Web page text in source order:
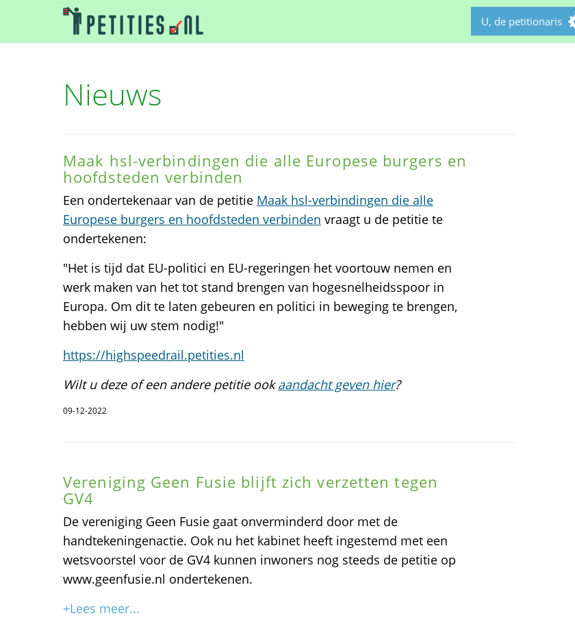
U, de petitionaris
Nieuws
Maak hsl-verbindingen die alle Europese burgers en
hoofdsteden verbinden
Een ondertekenaar van de petitie Maak hsl-verbindingen die alle
Europese burgers en hoofdsteden verbinden vraagt u de petitie te
ondertekenen:
"Het is tijd dat EU-politici en EU-regeringen het voortouw nemen en
werk maken van het tot stand brengen van hogesnelheidsspoor in
Europa. Om dit te laten gebeuren en politici in beweging te brengen,
hebben wij uw stem nodig!"
https://highspeedrail.petities.nl
Wilt u deze of een andere petitie ookaandacht geven hier?
09-12-2022
Vereniging Geen Fusie blijft zich verzetten tegen
GV4
De vereniging Geen Fusie gaat onverminderd door met de
handtekeningenactie. Ook nu het kabinet heeft ingestemd met een
wetsvoorstel voor de GV4 kunnen inwoners nog steeds de petitie op
www.geenfusie.nl ondertekenen.
+Lees meer...